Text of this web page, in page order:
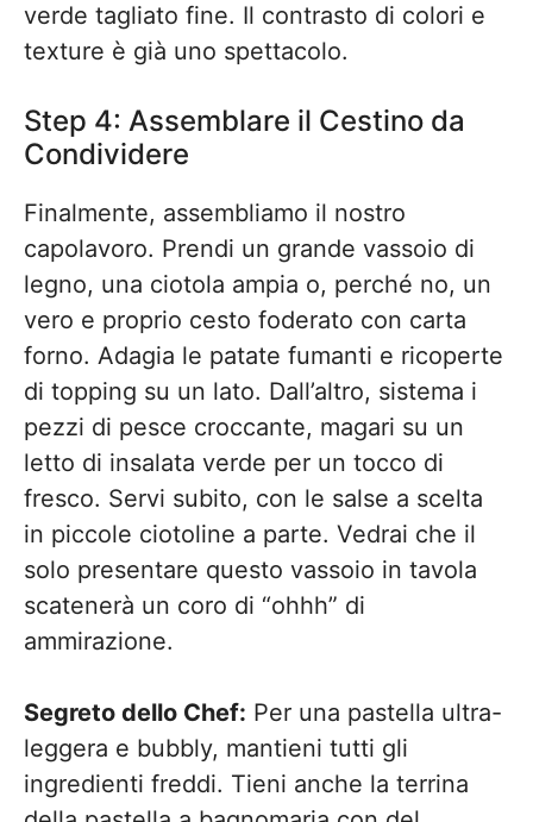
verde tagliato fine. Il contrasto di colori e
texture è già uno spettacolo.
Step 4: Assemblare il Cestino da
Condividere
Finalmente, assembliamo il nostro
capolavoro. Prendi un grande vassoio di
legno, una ciotola ampia o, perché no, un
vero e proprio cesto foderato con carta
forno. Adagia le patate fumanti e ricoperte
di topping su un lato. Dall’altro, sistema i
pezzi di pesce croccante, magari su un
letto di insalata verde per un tocco di
fresco. Servi subito, con le salse a scelta
in piccole ciotoline a parte. Vedrai che il
solo presentare questo vassoio in tavola
scatenerà un coro di “ohhh” di
ammirazione.
Segreto dello Chef: Per una pastella ultra-
leggera e bubbly, mantieni tutti gli
ingredienti freddi. Tieni anche la terrina